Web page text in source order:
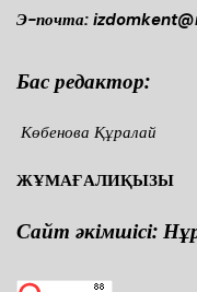
Э-почта:
Бас редактор:
Көбенова Құралай
ЖҰМАҒАЛИҚЫЗЫ
Сайт әкімшісі: